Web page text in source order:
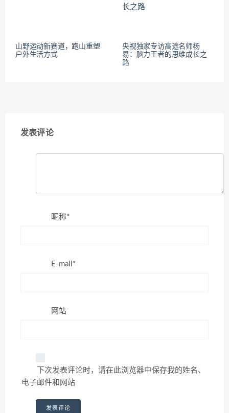
山野运动新赛道，跑山重塑
户外生活方式
央视独家专访高途名师杨
易：脑力王者的思维成长之
路
发表评论
昵称*
E-mail*
网站
下次发表评论时，请在此浏览器中保存我的姓名、
电子邮件和网站